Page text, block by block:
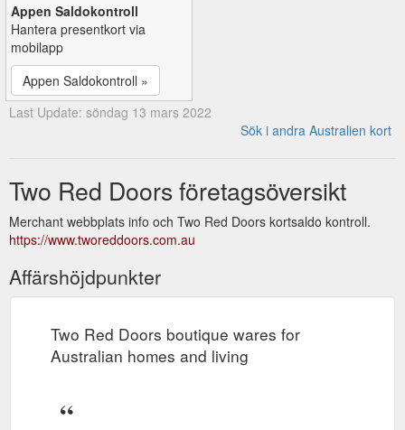
Appen Saldokontroll
Hantera presentkort via
mobilapp
Appen Saldokontroll »
Last Update: söndag 13 mars 2022
Sök i andra Australien kort
Two Red Doors företagsöversikt
Merchant webbplats info och Two Red Doors kortsaldo kontroll.
https://www.tworeddoors.com.au
Affärshöjdpunkter
Two Red Doors boutique wares for
Australian homes and living